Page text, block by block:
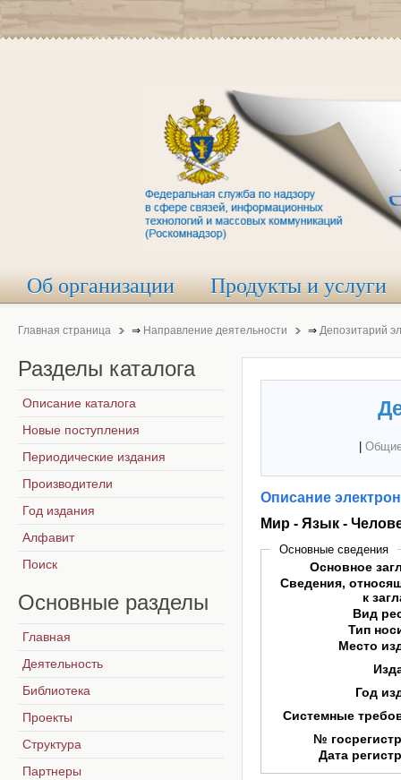
Об организации Продукты и услуги
Главная страница ⇒ Направление деятельности ⇒ Депозитарий
Описание
Мир - Язык -
Основные сведения
Основное
Сведения,
к
Вид
Тип
Место
Год
Системные
№
Дата
Разделы каталога
Описание каталога
Новые поступления
Периодические издания
Производители
Год издания
Алфавит
Поиск
Основные разделы
Главная
Деятельность
Библиотека
Проекты
Структура
Партнеры